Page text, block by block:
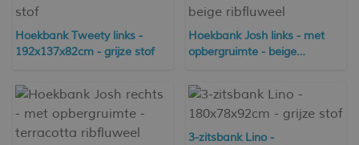
Hoekbank Tweety links -
192x137x82cm - grijze stof
Hoekbank Josh links - met
opbergruimte - beige
3-zitsbank Lino -